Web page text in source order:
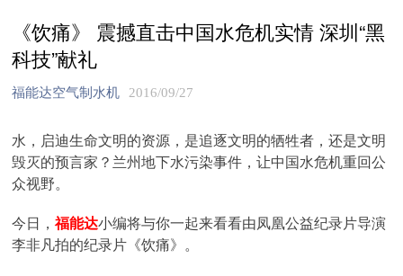
《饮痛》 震撼直击中国水危机实情 深圳“黑
科技”献礼
福能达空气制水机 2016/09/27
水，启迪生命文明的资源，是追逐文明的牺牲者，还是文明
毁灭的预言家？兰州地下水污染事件，让中国水危机重回公
众视野。
今日，福能达小编将与你一起来看看由凤凰公益纪录片导演
李非凡拍的纪录片《饮痛》。